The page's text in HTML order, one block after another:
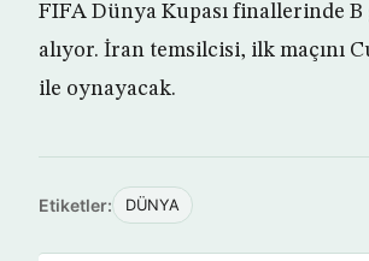
FIFA Dünya Kupası finallerinde
alıyor. İran temsilcisi, ilk maçını
ile oynayacak.
Etiketler: DÜNYA